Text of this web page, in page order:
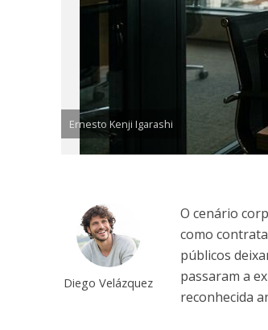
Ernesto Kenji Igarashi
Diego Velázquez
O cenário
como
públicos
passaram a
reconhecida